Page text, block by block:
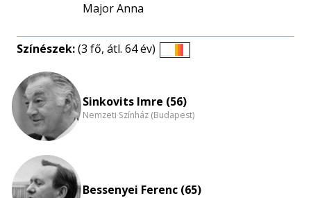
Major Anna
Színészek:(3 fő, átl. 64 év)
nagyítása
Sinkovits Imre (56)
Nemzeti Színház (Budapest)
Bessenyei Ferenc (65)